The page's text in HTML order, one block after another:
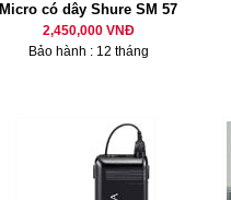
Micro có dây Shure SM 57
2,450,000 VNĐ
Bảo hành : 12 tháng